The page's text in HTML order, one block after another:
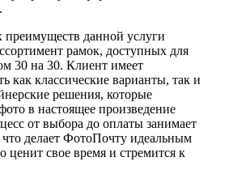
данной услуги
рамок, доступных для
30 на 30. Клиент имеет
как классические варианты, так и
решения, которые
в настоящее произведение
от выбора до оплаты занимает
делает ФотоПочту идеальным
ценит свое время и стремится к